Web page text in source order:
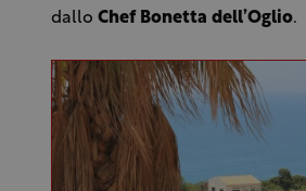
dallo Chef Bonetta dell’Oglio.